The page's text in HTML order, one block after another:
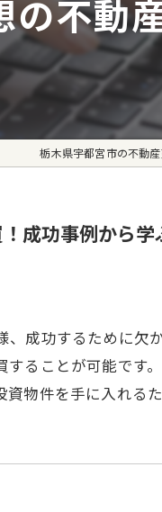
不動
栃木県宇都宮市の不動
成功事例から
成功するために
ることが可能で
物件を手に入れる